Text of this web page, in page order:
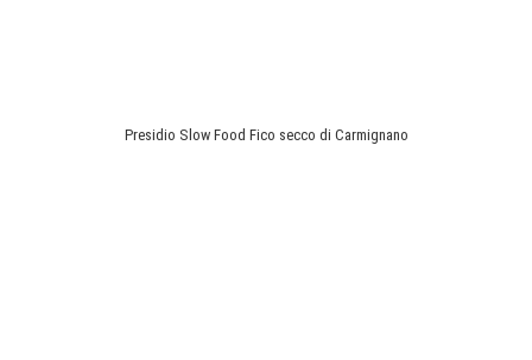
Presidio Slow Food Fico secco di Carmignano